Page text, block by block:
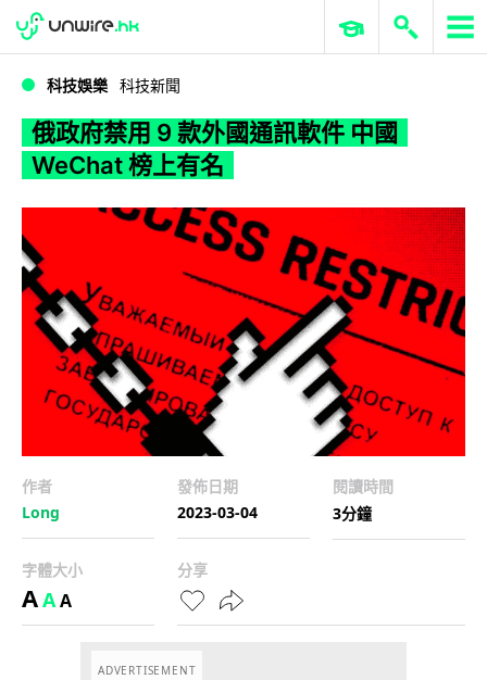
WWDC 2026 ERP 與商業 AI
科技娛樂 科技新聞
俄政府禁用 9 款外國通訊軟件 中國
WeChat 榜上有名
作者
Long
發佈日期
2023-03-04
閱讀時間
3分鐘
字體大小
AAA
分享
ADVERTISEMENT